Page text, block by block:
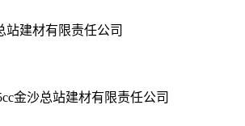
金沙总站建材有限责任公司